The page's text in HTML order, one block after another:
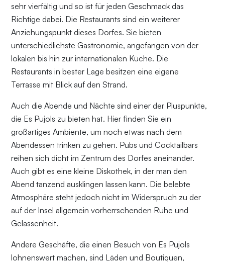
sehr vierfältig und so ist für jeden Geschmack das
Richtige dabei. Die Restaurants sind ein weiterer
Anziehungspunkt dieses Dorfes. Sie bieten
unterschiedlichste Gastronomie, angefangen von der
lokalen bis hin zur internationalen Küche. Die
Restaurants in bester Lage besitzen eine eigene
Terrasse mit Blick auf den Strand.
Auch die Abende und Nächte sind einer der Pluspunkte,
die Es Pujols zu bieten hat. Hier finden Sie ein
großartiges Ambiente, um noch etwas nach dem
Abendessen trinken zu gehen. Pubs und Cocktailbars
reihen sich dicht im Zentrum des Dorfes aneinander.
Auch gibt es eine kleine Diskothek, in der man den
Abend tanzend ausklingen lassen kann. Die belebte
Atmosphäre steht jedoch nicht im Widerspruch zu der
auf der Insel allgemein vorherrschenden Ruhe und
Gelassenheit.
Andere Geschäfte, die einen Besuch von Es Pujols
lohnenswert machen, sind Läden und Boutiquen,